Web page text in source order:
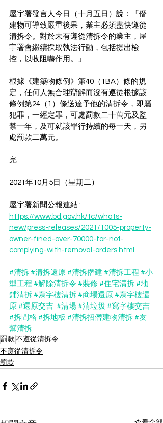
屋宇署發言人今日（十月五日）說：「僭
建物可導致嚴重後果，業主必須盡快遵從
清拆令。對於未有遵從清拆令的業主，屋
宇署會繼續採取執法行動，包括提出檢
控，以收阻嚇作用。」
根據《建築物條例》第40（1BA）條的規
定，任何人無合理辯解而沒有遵從根據該
條例第24（1）條送達予他的清拆令，即屬
犯罪，一經定罪，可處罰款二十萬元及監
禁一年，及可就該罪行持續的每一天，另
處罰款二萬元。
完
2021年10月5日（星期二）
屋宇署新聞公報連結 :
https://www.bd.gov.hk/tc/whats-
new/press-releases/2021/1005-property-
owner-fined-over-70000-for-not-
complying-with-removal-orders.html
#清拆 #清拆還原 #清拆僭建 #清拆工程 #小
型工程 #解除清拆令 #裝修 #住宅清拆 #地
鋪清拆 #寫字樓清拆 #商場還原 #寫字樓還
原 #還原交吉 #清場 #清垃圾 #寫字樓交吉
#拆間格 #拆地板 #清拆招僭建物清拆 #友
幫清拆
罰款 不遵從清拆令
不遵從清拆令
罰款